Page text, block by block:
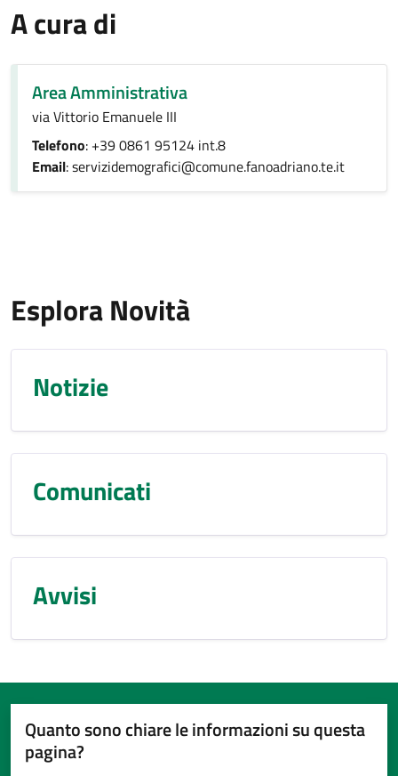
A cura di
Area Amministrativa
via Vittorio Emanuele III
Telefono: +39 0861 95124 int.8
Email: servizidemografici@comune.fanoadriano.te.it
Esplora Novità
Notizie
Comunicati
Avvisi
Quanto sono chiare le informazioni su questa
pagina?